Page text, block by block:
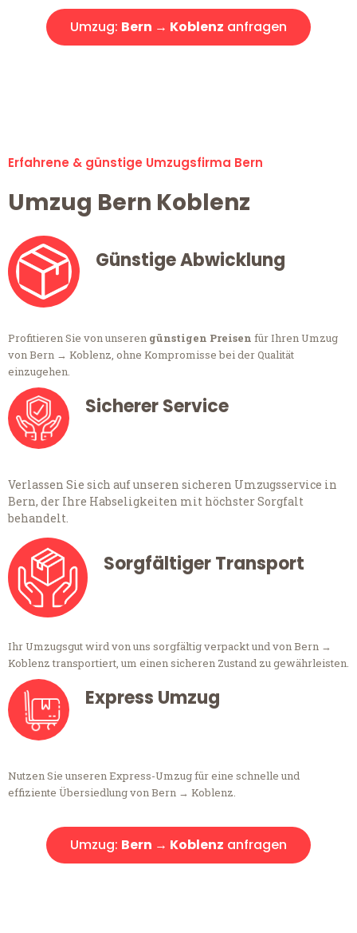
Umzug: Bern → Koblenz anfragen
Erfahrene & günstige Umzugsfirma Bern
Umzug Bern Koblenz
Günstige Abwicklung
Profitieren Sie von unseren günstigen Preisen für Ihren Umzug
von Bern → Koblenz, ohne Kompromisse bei der Qualität
einzugehen.
Sicherer Service
Verlassen Sie sich auf unseren sicheren Umzugsservice in
Bern, der Ihre Habseligkeiten mit höchster Sorgfalt
behandelt.
Sorgfältiger Transport
Ihr Umzugsgut wird von uns sorgfältig verpackt und von Bern →
Koblenz transportiert, um einen sicheren Zustand zu gewährleisten.
Express Umzug
Nutzen Sie unseren Express-Umzug für eine schnelle und
effiziente Übersiedlung von Bern → Koblenz.
Umzug: Bern → Koblenz anfragen